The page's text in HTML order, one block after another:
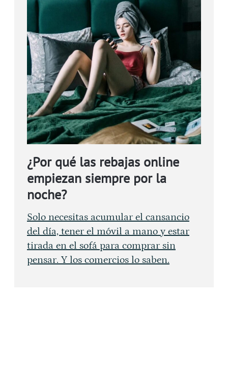
¿Por qué las rebajas online
empiezan siempre por la
noche?
Solo necesitas acumular el cansancio
del día, tener el móvil a mano y estar
tirada en el sofá para comprar sin
pensar. Y los comercios lo saben.